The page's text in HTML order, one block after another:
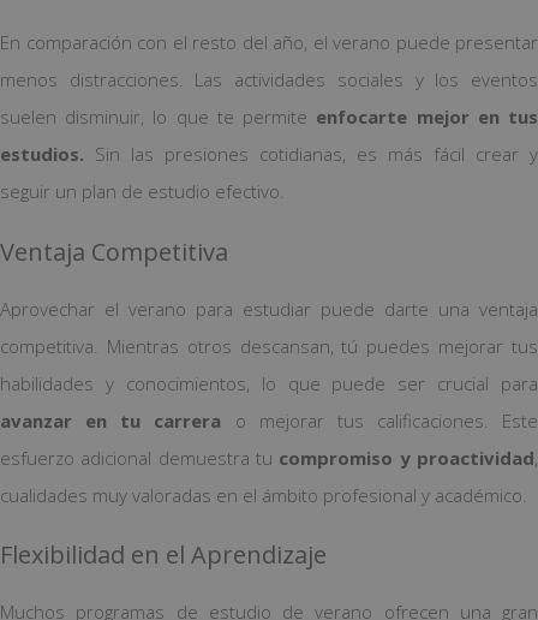
En comparación con el resto del año, el verano puede presentar
menos distracciones. Las actividades sociales y los eventos
suelen disminuir, lo que te permite enfocarte mejor en tus
estudios. Sin las presiones cotidianas, es más fácil crear y
seguir un plan de estudio efectivo.
Ventaja Competitiva
Aprovechar el verano para estudiar puede darte una ventaja
competitiva. Mientras otros descansan, tú puedes mejorar tus
habilidades y conocimientos, lo que puede ser crucial para
avanzar en tu carrera o mejorar tus calificaciones. Este
esfuerzo adicional demuestra tu compromiso y proactividad
cualidades muy valoradas en el ámbito profesional y académico.
Flexibilidad en el Aprendizaje
Muchos programas de estudio de verano ofrecen una gran